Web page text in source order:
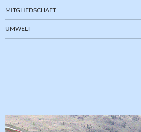
MITGLIEDSCHAFT
UMWELT